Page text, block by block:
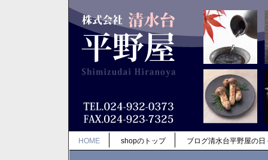
HOME shopのトップ ブログ清水台平野屋の日